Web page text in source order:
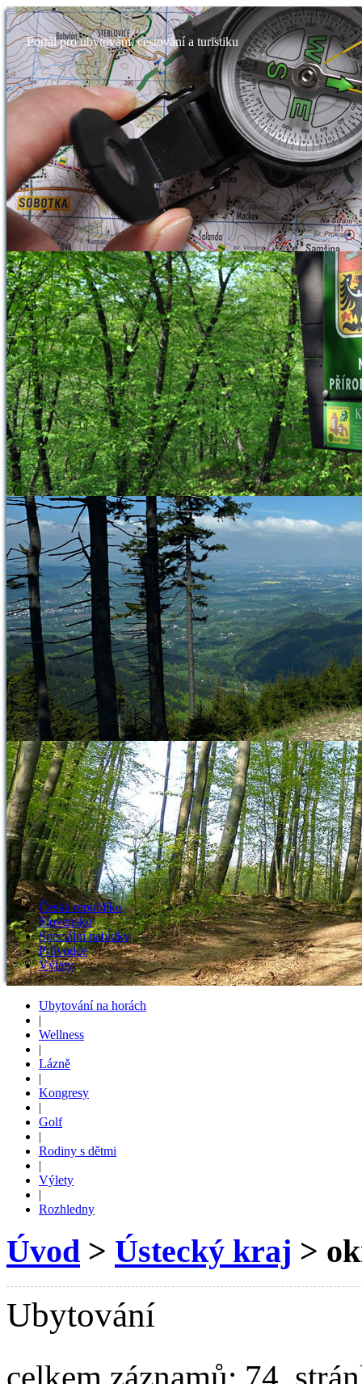
Portál pro ubytování, cestování a turistiku
Česká republika
Slovensko
Speciální nabídky
Průvodce
Výlety
Ubytování na horách
|
Wellness
|
Lázně
|
Kongresy
|
Golf
|
Rodiny s dětmi
|
Výlety
|
Rozhledny
Úvod > Ústecký kraj >
Ubytování